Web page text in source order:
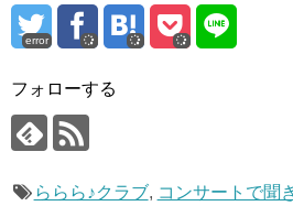
error
フォローする
ららら♪クラブ, コンサートで聞